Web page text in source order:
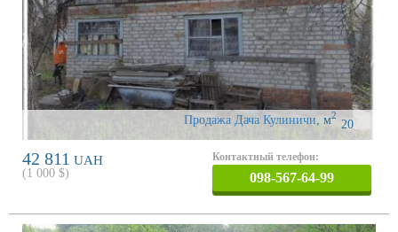
Продажа Дача Кулиничи 20
м2
42 811 UAH
(1 000 $)
Контактный телефон:
098-567-64-99